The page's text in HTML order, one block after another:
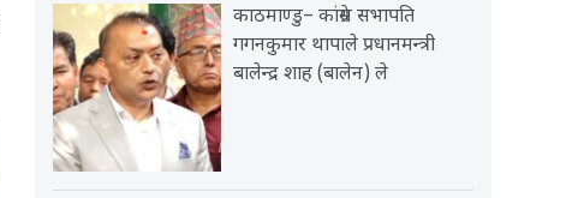
काठमाण्डु– कांग्रेस सभापति
गगनकुमार थापाले प्रधानमन्त्री
बालेन्द्र शाह (बालेन) ले